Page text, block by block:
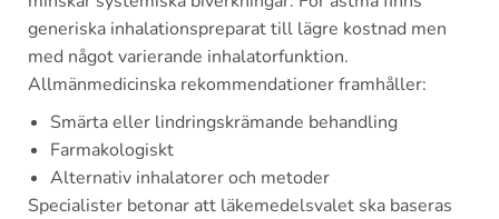
generiska inhalationspreparat till lägre kostnad men
med något varierande inhalatorfunktion.
Allmänmedicinska rekommendationer framhåller:
Smärta eller lindringskrämande behandling
Farmakologiskt
Alternativ inhalatorer och metoder
Specialister betonar att läkemedelsvalet ska baseras